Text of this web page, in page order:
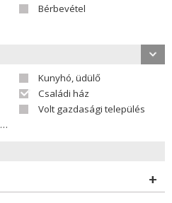
Bérbevétel
Kunyhó, üdülő
Családi ház
Volt gazdasági település